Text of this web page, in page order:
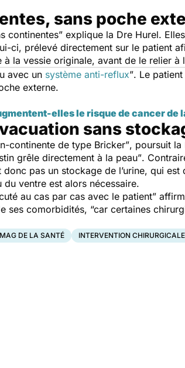
sans poche
continentes” explique la Dre Hurel.
ci, prélevé directement sur le patient
la vessie originale, avant de le relier à
avec un système anti-reflux”. Le
externe.
elles le risque de cancer de
sans
continente de type Bricker”, poursuit la
grêle directement à la peau”.
pas un stockage de l’urine, qui est
du ventre est alors nécessaire.
au cas par cas avec le patient”
ses comorbidités, “car certaines
DE LA SANTÉ INTERVENTION CHIRURGICALE